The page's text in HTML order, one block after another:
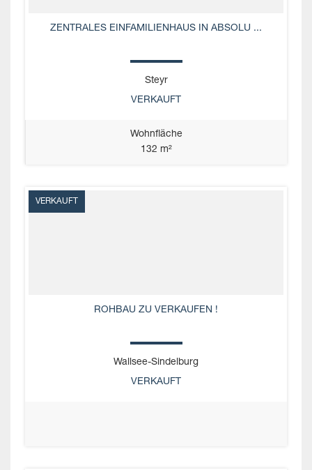
ZENTRALES EINFAMILIENHAUS IN ABSOLU ...
Steyr
VERKAUFT
Wohnfläche
132 m²
VERKAUFT
ROHBAU ZU VERKAUFEN !
Wallsee-Sindelburg
VERKAUFT